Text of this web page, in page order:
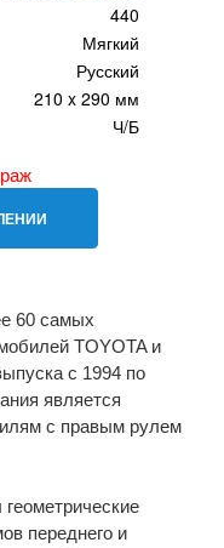
440
Мягкий
Русский
210 x 290 мм
Ч/Б
60 самых
TOYOTA и
с 1994 по
является
с правым рулем
переднего и